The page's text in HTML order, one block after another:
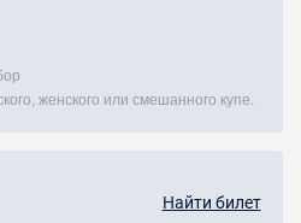
женского или смешанного купе.
Найти билет